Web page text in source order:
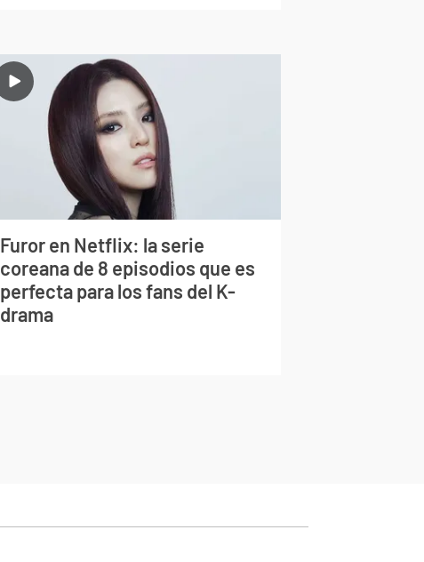
Furor en Netflix: la serie
coreana de 8 episodios que es
perfecta para los fans del K-
drama